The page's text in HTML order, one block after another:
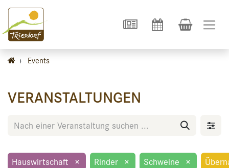
› Events
VERANSTALTUNGEN
Hauswirtschaft × Rinder × Schweine ×